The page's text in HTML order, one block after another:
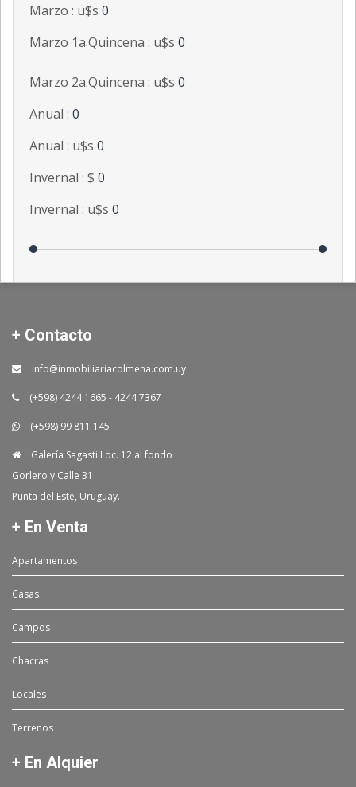
Marzo : u$s 0
Marzo 1a.Quincena : u$s 0
Marzo 2a.Quincena : u$s 0
Anual : 0
Anual : u$s 0
Invernal : $ 0
Invernal : u$s 0
+ Contacto
info@inmobiliariacolmena.com.uy
(+598) 4244 1665 - 4244 7367
(+598) 99 811 145
Galería Sagasti Loc. 12 al fondo
Gorlero y Calle 31
Punta del Este, Uruguay.
+ En Venta
Apartamentos
Casas
Campos
Chacras
Locales
Terrenos
+ En Alquier